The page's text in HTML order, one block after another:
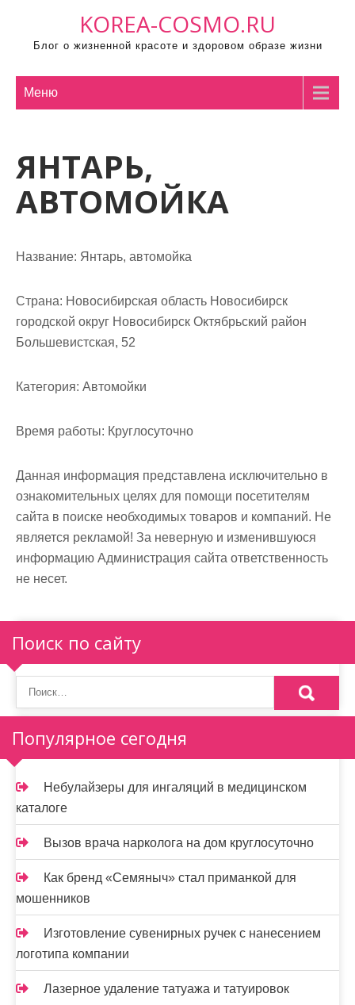
KOREA-COSMO.RU
Блог о жизненной красоте и здоровом образе жизни
Меню
ЯНТАРЬ,
АВТОМОЙКА
Название: Янтарь, автомойка
Страна: Новосибирская область Новосибирск
городской округ Новосибирск Октябрьский район
Большевистская, 52
Категория: Автомойки
Время работы: Круглосуточно
Данная информация представлена исключительно в
ознакомительных целях для помощи посетителям
сайта в поиске необходимых товаров и компаний. Не
является рекламой! За неверную и изменившуюся
информацию Администрация сайта ответственность
не несет.
Поиск по сайту
Популярное сегодня
Небулайзеры для ингаляций в медицинском
каталоге
Вызов врача нарколога на дом круглосуточно
Как бренд «Семяныч» стал приманкой для
мошенников
Изготовление сувенирных ручек с нанесением
логотипа компании
Лазерное удаление татуажа и татуировок